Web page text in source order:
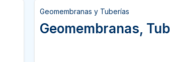
Geomembranas y Tuberías
Geomembranas,